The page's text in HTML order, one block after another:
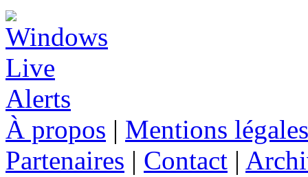
À propos | Mentions légales
Partenaires | Contact |